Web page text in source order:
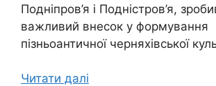
Подніпров’я і Подністров’я,
важливий внесок у формування
пізньоантичної черняхівської
Читати далі